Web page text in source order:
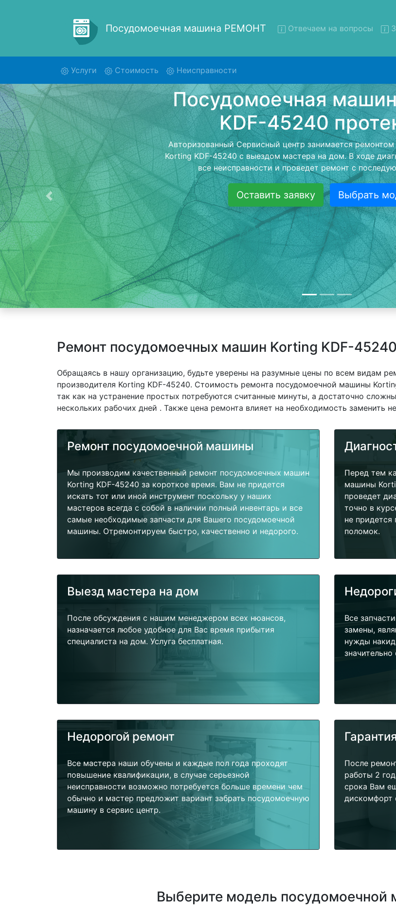
Посудомоечная машина РЕМОНТ Отвечаем на вопросы
Услуги (current)Стоимость Неисправности
Ремонт посудомоечных
KDF-45240 с вывозом в
Ремонт посудомоечных машин Korting KDF-45240 с
обратно - с помощью нашей бесплатной услуги,
посудомоечную машину для дальнейшего более
стоимость ремонта останется неизменно при
Оставить заявку Выбрать
Предыдущая
Ремонт посудомоечных машин Korting KDF-
Обращаясь в нашу организацию, будьте уверены на разумные цены по всем видам
производителя Korting KDF-45240. Стоимость ремонта посудомоечной машины
так как на устранение простых потребуются считанные минуты, а достаточно
нескольких рабочих дней . Также цена ремонта влияет на необходимость заменить
Ремонт посудомоечной машины
Мы производим качественный ремонт посудомоечных машин
Korting KDF-45240 за короткое время. Вам не придется
искать тот или иной инструмент поскольку у наших
мастеров всегда с собой в наличии полный инвентарь и все
самые необходимые запчасти для Вашего посудомоечной
машины. Отремонтируем быстро, качественно и недорого.
Перед тем
машины
проведет
точно в
не придется
поломок.
Выезд мастера на дом
После обсуждения с нашим менеджером всех нюансов,
назначается любое удобное для Вас время прибытия
специалиста на дом. Услуга бесплатная.
Все
замены,
нужды
значительно
Недорогой ремонт
Все мастера наши обучены и каждые пол года проходят
повышение квалификации, в случае серьезной
неисправности возможно потребуется больше времени чем
обычно и мастер предложит вариант забрать посудомоечную
машину в сервис центр.
После
работы 2
срока Вам
дискомфорт
Выберите модель